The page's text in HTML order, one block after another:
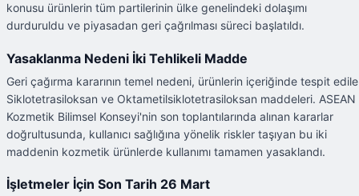
konusu ürünlerin tüm partilerinin ülke genelindeki dolaşımı
durduruldu ve piyasadan geri çağrılması süreci başlatıldı.
Yasaklanma Nedeni İki Tehlikeli Madde
Geri çağırma kararının temel nedeni, ürünlerin içeriğinde tespit
Siklotetrasiloksan ve Oktametilsiklotetrasiloksan maddeleri. ASEAN
Kozmetik Bilimsel Konseyi'nin son toplantılarında alınan kararlar
doğrultusunda, kullanıcı sağlığına yönelik riskler taşıyan bu iki
maddenin kozmetik ürünlerde kullanımı tamamen yasaklandı.
İşletmeler İçin Son Tarih 26 Mart